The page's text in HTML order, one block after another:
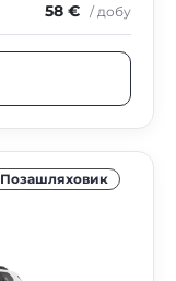
58 € / добу
Позашляховик